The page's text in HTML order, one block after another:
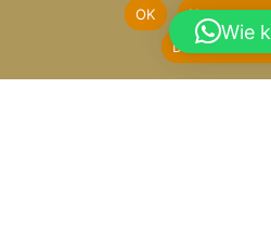
gestattet. Rechtliche Schritte
sogenannten Spam-Mails bei
Verbot sind ausdrücklich
Wie
OK
Nur